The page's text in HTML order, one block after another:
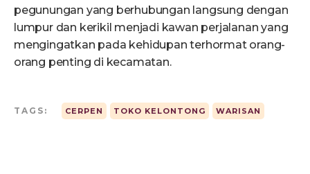
pegunungan yang berhubungan langsung dengan
lumpur dan kerikil menjadi kawan perjalanan yang
mengingatkan pada kehidupan terhormat orang-
orang penting di kecamatan.
TAGS: CERPEN TOKO KELONTONG WARISAN